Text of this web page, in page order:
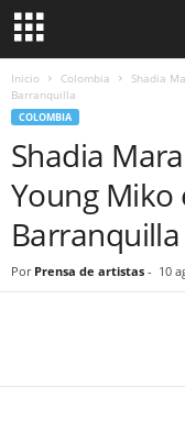
Inicio Colombia
Shadia
Barranquilla
COLOMBIA
Shadia
Young Miko
Barranquilla
Por Prensa de artistas - 10